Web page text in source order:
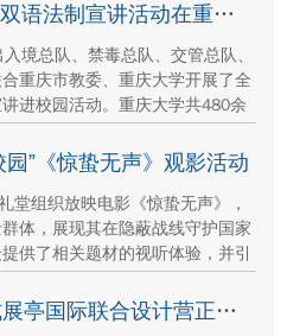
重庆市首场来华留学生双语法制宣讲活动在重庆大学举办
境总队、禁毒总队、交管总队、
重庆市教委、重庆大学开展了全
进校园活动。重庆大学共480余
”《惊蛰无声》观影活动
堂组织放映电影《惊蛰无声》，
体，展现其在隐蔽战线守护国家
供了相关题材的视听体验，并引
2026“一带一路”沉浸式展亭国际联合设计营正式开营